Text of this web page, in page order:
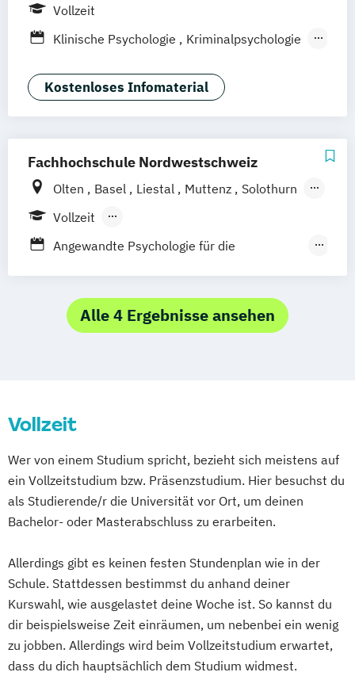
Leipzig
Vollzeit
Klinische Psychologie
Kriminalpsychologie
Wirtschaftspsychologie
Kostenloses Infomaterial
Fachhochschule Nordwestschweiz
Olten Basel Liestal Muttenz
Solothurn
Windisch
Vollzeit
Berufsbegleitendes Präsenzstudium
Angewandte Psychologie für die
Personalauswahl und Personalentwicklung
Angewandte Psychologie: Arbeits-
Angewandte Psychologie:
Wirtschaftspsychologie
Arbeits- und Organisationspsychologie
Grundwissen Psychologie
Psychologisches Sicherheitsmanagement
Alle 4 Ergebnisse ansehen
Vollzeit
Wer von einem Studium spricht, bezieht sich meistens auf
ein Vollzeitstudium bzw. Präsenzstudium. Hier besuchst du
als Studierende/r die Universität vor Ort, um deinen
Bachelor- oder Masterabschluss zu erarbeiten.
Allerdings gibt es keinen festen Stundenplan wie in der
Schule. Stattdessen bestimmst du anhand deiner
Kurswahl, wie ausgelastet deine Woche ist. So kannst du
dir beispielsweise Zeit einräumen, um nebenbei ein wenig
zu jobben. Allerdings wird beim Vollzeitstudium erwartet,
dass du dich hauptsächlich dem Studium widmest.